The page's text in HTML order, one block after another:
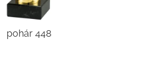
pohár 448